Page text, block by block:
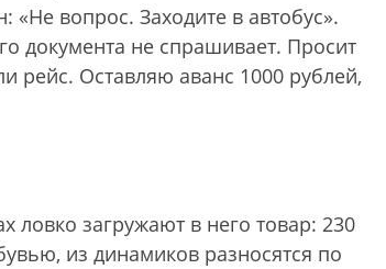
«Не вопрос. Заходите в автобус».
документа не спрашивает. Просит
рейс. Оставляю аванс 1000 рублей,
ловко загружают в него товар: 230
из динамиков разносятся по